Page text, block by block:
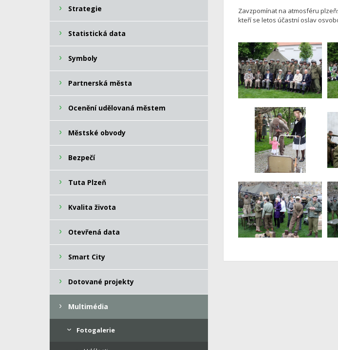
Zavzpomínat na atmosféru
kteří se letos účastní oslav
Strategie
Statistická data
Symboly
Partnerská města
Ocenění udělovaná městem
Městské obvody
Bezpečí
Tuta Plzeň
Kvalita života
Otevřená data
Smart City
Dotované projekty
Multimédia
Fotogalerie